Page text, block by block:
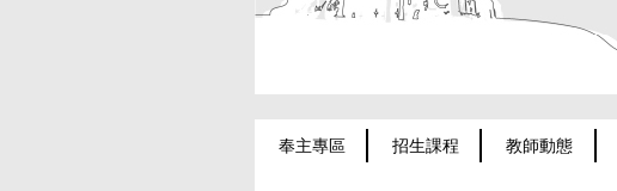
奉主專區 招生課程 教師動態